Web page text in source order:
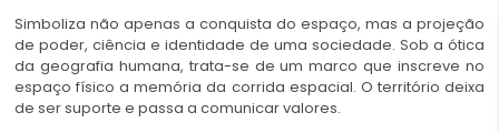
Simboliza não apenas a conquista do espaço, mas a projeção
de poder, ciência e identidade de uma sociedade. Sob a ótica
da geografia humana, trata-se de um marco que inscreve no
espaço físico a memória da corrida espacial. O território deixa
de ser suporte e passa a comunicar valores.